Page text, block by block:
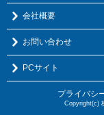
会社概要
お問い合わせ
PCサイト
プライバシ
Copyright(c)